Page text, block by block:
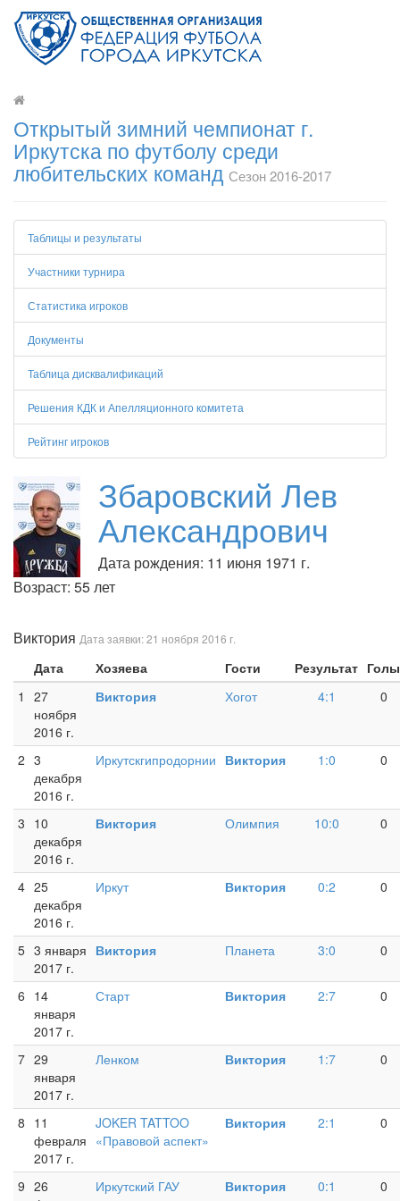
Открытый зимний чемпионат г.
Иркутска по футболу среди
любительских команд Сезон 2016-2017
Таблицы и результаты
Участники турнира
Статистика игроков
Документы
Таблица дисквалификаций
Решения КДК и Апелляционного комитета
Рейтинг игроков
Збаровский Лев
Александрович
Дата рождения: 11 июня 1971 г.
Возраст: 55 лет
Виктория Дата заявки: 21 ноября 2016 г.
Дата Хозяева Гости Результат Голы
1
27
ноября
2016 г.
Виктория Хогот 4:1 0
2 3
декабря
2016 г.
Иркутскгипродорнии Виктория 1:0 0
3 10
декабря
2016 г.
Виктория Олимпия 10:0 0
4 25
декабря
2016 г.
Иркут Виктория 0:2 0
5 3 января
2017 г.
Виктория Планета 3:0 0
6 14
января
2017 г.
Старт Виктория 2:7 0
7 29
января
2017 г.
Ленком Виктория 1:7 0
8 11
февраля
2017 г.
JOKER TATTOO
«Правовой аспект»
Виктория 2:1 0
9 26
Иркутский ГАУ Виктория 0:1 0